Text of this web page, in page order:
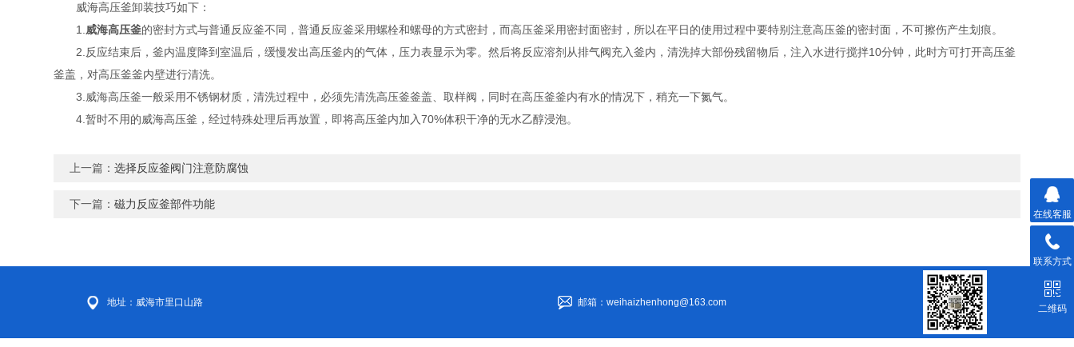
威海高压釜卸装技巧如下：
1. 威海高压釜的密封方式与普通反应釜不同，普通反应釜采用螺栓和螺母的方式密封，而高压釜采用密封面密封，所以在平日的使用过程中要特别注意高压釜的密封面，不可擦伤产生划痕。
2.反应结束后，釜内温度降到室温后，缓慢发出高压釜内的气体，压力表显示为零。然后将反应溶剂从排气阀充入釜内，清洗掉大部份残留物后，注入水进行搅拌10分钟，此时方可打开高压釜
釜盖，对高压釜釜内壁进行清洗。
3.威海高压釜一般采用不锈钢材质，清洗过程中，必须先清洗高压釜釜盖、取样阀，同时在高压釜釜内有水的情况下，稍充一下氮气。
4.暂时不用的威海高压釜，经过特殊处理后再放置，即将高压釜内加入70%体积干净的无水乙醇浸泡。
上一篇：选择反应釜阀门注意防腐蚀
下一篇：磁力反应釜部件功能
地址：威海市里口山路 邮箱：weihaizhenhong@163.com
在线客服
联系方式
二维码